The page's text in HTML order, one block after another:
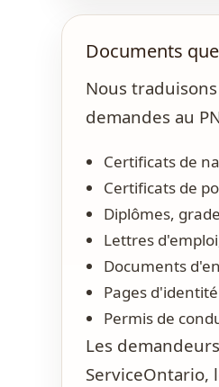
Documents
Nous
demandes au
Certificats de
Certificats de
Diplômes,
Lettres
Documents
Pages
Permis de
Les
ServiceOntario,